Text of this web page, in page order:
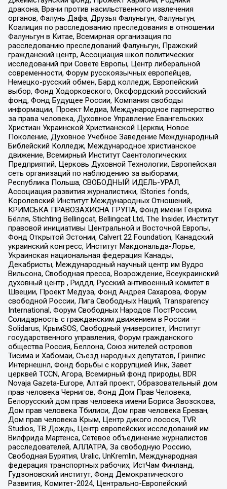
дракона, Врачи против насильственного извлечения
органов, Фалунь Дафа, Друзья Фалуньгун, Фалуньгун,
Коалиция по расследованию преследования в отношении
Фалуньгун в Китае, Всемирная организация по
расследованию преследований Фалуньгун, Пражский
гражданский центр, Ассоциация школ политических
исследований при Совете Европы, Центр либеральной
современности, Форум русскоязычных европейцев,
Немецко-русский обмен, Бард колледж, Европейский
выбор, Фонд Ходорковского, Оксфордский российский
фонд, Фонд Будущее России, Компания свободы
информации, Проект Медиа, Международное партнерство
за права человека, Духовное Управление Евангельских
Христиан Украинской Христианской Церкви, Новое
Поколение, Духовное Учебное Заведение Международный
Библейский Колледж, Международное христианское
движение, Всемирный Институт Саентологических
Предприятий, Церковь Духовной Технологии, Европейская
сеть организаций по наблюдению за выборами,
Республика Польша, СВОБОДНЫЙ ИДЕЛЬ-УРАЛ,
Ассоциация развития журналистики, IStories fonds,
Королевский Институт Международных Отношений,
КРИМСЬКА ПРАВОЗАХИСНА ГРУПА, Фонд имени Генриха
Бёлля, Stichting Bellingcat, Bellingcat Ltd, The Insider, Институт
правовой инициативы Центральной и Восточной Европы,
Фонд Открытой Эстонии, Calvert 22 Foundation, Канадский
украинский конгресс, Институт Макдональда-Лорье,
Украинская национальная федерация Канады,
Декабристы, Международный научный центр им Вудро
Вильсона, Свободная пресса, Возрождение, Всеукраинский
духовный центр , Риддл, Русский антивоенный комитет в
Швеции, Проект Медуза, Фонд Андрея Сахарова, Форум
свободной России, Лига Свободных Наций, Transparеncy
International, Форум Свободных Народов ПостРоссии,
Солидарность с гражданским движением в России –
Solidarus, КрымSOS, Свободный университет, Институт
государственного управления, Форум гражданского
общества Россия, Беллона, Союз жителей островов
Тисима и Хабомаи, Съезд народных депутатов, Гринпис
Интернешнл, Фонд борьбы с коррупцией Инк, Завет
церквей TCCN, Агора, Всемирный фонд природы, BDR
Novaja Gazeta-Europe, Алтай проект, Образовательный дом
прав человека Чернигов, Фонд Дом Прав Человека,
Белорусский дом прав человека имени Бориса Звозскова,
Дом прав человека Тбилиси, Дом прав человека Ереван,
Дом прав человека Крым, Центр дикого лосося, TVR
Studios, ТВ Дождь, Центр европейских исследований им
Вилфрида Мартенса, Сетевое объединение журналистов
расследователей, АЛЛАТРА, За свободную Россию,
Свободная Бурятия, Uralic, UnKremlin, Международная
федерация транспортных рабочих, ИстЧам Финланд,
Гудзоновский институт, Фонд Демократического
Развития, Комитет-2024, Центрально-Европейский